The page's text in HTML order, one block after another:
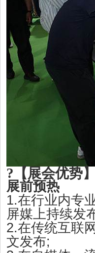
? 【 展会优势】
展前预热
1.在行业内专
屏媒上持续发
2.在传统互联
文发布;